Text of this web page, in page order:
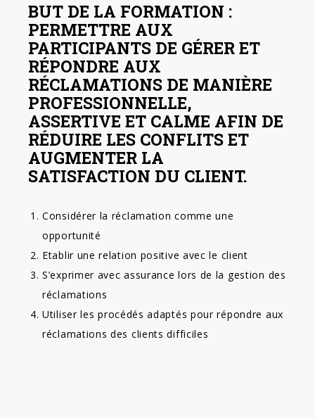
BUT DE LA FORMATION :
PERMETTRE AUX
PARTICIPANTS DE GÉRER ET
RÉPONDRE AUX
RÉCLAMATIONS DE MANIÈRE
PROFESSIONNELLE,
ASSERTIVE ET CALME AFIN DE
RÉDUIRE LES CONFLITS ET
AUGMENTER LA
SATISFACTION DU CLIENT.
Considérer la réclamation comme une
opportunité
Etablir une relation positive avec le client
S’exprimer avec assurance lors de la gestion des
réclamations
Utiliser les procédés adaptés pour répondre aux
réclamations des clients difficiles